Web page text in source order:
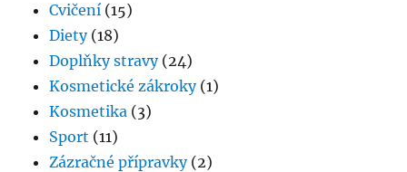
Cvičení (15)
Diety(18)
Doplňky stravy(24)
Kosmetické zákroky(1)
Kosmetika (3)
Sport (11)
Zázračné přípravky(2)